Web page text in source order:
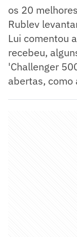
os 20
Rublev
Lui comentou
recebeu,
'Challenger
abertas, como